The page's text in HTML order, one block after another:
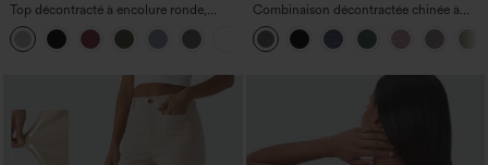
Top décontracté à encolure ronde,
manches chauve-souris et coupe ample
+1
Combinaison décontractée chinée à
bretelles réglables, fronces et jambes
larges, avec poches — facile comme
tout